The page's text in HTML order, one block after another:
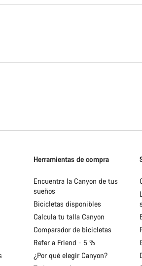
Herramientas de compra
Encuentra la Canyon de tus
sueños
Bicicletas disponibles
Calcula tu talla Canyon
Comparador de bicicletas
Refer a Friend - 5 %
¿Por qué elegir Canyon?